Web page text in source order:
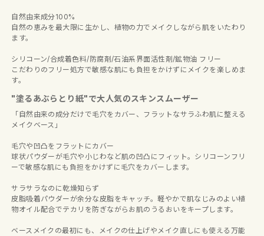
自然由来成分100%
自然の恵みを最大限に生かし、植物の力でメイクしながら肌をいたわり
ます。
シリコーン/合成着色料/防腐剤/石油系界面活性剤/鉱物油 フリー
こだわりのフリー処方で敏感な肌にも負担をかけずにメイクを楽しめま
す。
"塗るあぶらとり紙"で大人気のスキンスムーザー
「自然由来の成分だけで毛穴をカバー、フラットなサラふわ肌に整える
メイクベース」
毛穴や凹凸をフラットにカバー
球状パウダーが毛穴や小じわなど肌の凹凸にフィット。シリコーンフリ
ーで敏感な肌にも負担をかけずに毛穴をカバーします。
サラサラなのに乾燥知らず
皮脂吸着パウダーが余分な皮脂をキャッチ。軽やかで肌なじみのよい植
物オイル配合でテカリを防ぎながらお肌のうるおいをキープします。
ベースメイクの最初にも、メイクの仕上げやメイク直しにも使える万能